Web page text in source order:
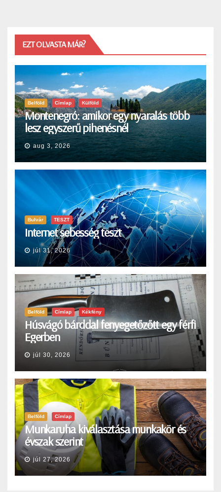
EZT OLVASTA MÁR?
Belföld Címlap Külföld
Montenegró: amikor egy nyaralás több
lesz egyszerű pihenésnél
aug 3, 2026
Bulvár TESZT
Internet sebesség teszt
júl 31, 2026
Belföld Címlap Kékfény
Húsvágó bárddal fenyegetőzőtt egy férfi
Egerben
júl 30, 2026
Belföld Címlap
Munkaruha kiválasztása munkakör és
évszak szerint
júl 27, 2026